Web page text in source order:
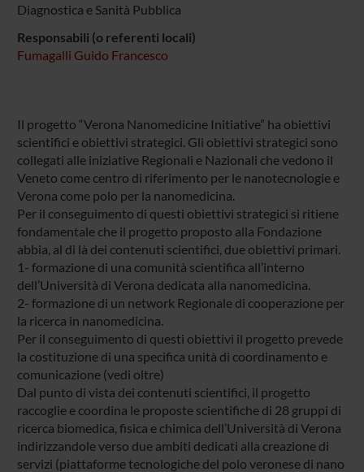
Diagnostica e Sanità Pubblica
Responsabili (o referenti locali)
Fumagalli Guido Francesco
Il progetto “Verona Nanomedicine Initiative” ha obiettivi
scientifici e obiettivi strategici. Gli obiettivi strategici sono
collegati alle iniziative Regionali e Nazionali che vedono il
Veneto come centro di riferimento per le nanotecnologie e
Verona come polo per la nanomedicina.
Per il conseguimento di questi obiettivi strategici si ritiene
fondamentale che il progetto proposto alla Fondazione
abbia, al di là dei contenuti scientifici, due obiettivi primari.
1- formazione di una comunità scientifica all’interno
dell’Università di Verona dedicata alla nanomedicina.
2- formazione di un network Regionale di cooperazione per
la ricerca in nanomedicina.
Per il conseguimento di questi obiettivi il progetto prevede
la costituzione di una specifica unità di coordinamento e
comunicazione (vedi oltre)
Dal punto di vista dei contenuti scientifici, il progetto
raccoglie e coordina le proposte scientifiche di 28 gruppi di
ricerca biomedica, fisica e chimica dell’Università di Verona
indirizzandole verso due ambiti dedicati alla creazione di
servizi (piattaforme tecnologiche del polo veronese di nano